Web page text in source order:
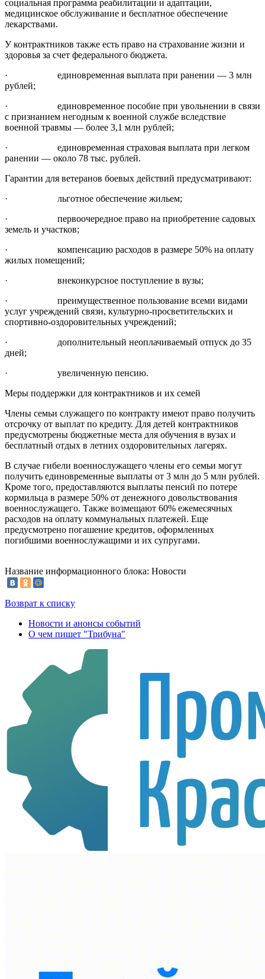
социальная программа реабилитации и адаптации,
медицинское обслуживание и бесплатное обеспечение
лекарствами.
У контрактников также есть право на страхование жизни и
здоровья за счет федерального бюджета.
· единовременная выплата при ранении — 3 млн
рублей;
· единовременное пособие при увольнении в связи
с признанием негодным к военной службе вследствие
военной травмы — более 3,1 млн рублей;
· единовременная страховая выплата при легком
ранении — около 78 тыс. рублей.
Гарантии для ветеранов боевых действий предусматривают:
· льготное обеспечение жильем;
· первоочередное право на приобретение садовых
земель и участков;
· компенсацию расходов в размере 50% на оплату
жилых помещений;
· внеконкурсное поступление в вузы;
· преимущественное пользование всеми видами
услуг учреждений связи, культурно-просветительских и
спортивно-оздоровительных учреждений;
· дополнительный неоплачиваемый отпуск до 35
дней;
· увеличенную пенсию.
Меры поддержки для контрактников и их семей
Члены семьи служащего по контракту имеют право получить
отсрочку от выплат по кредиту. Для детей контрактников
предусмотрены бюджетные места для обучения в вузах и
бесплатный отдых в летних оздоровительных лагерях.
В случае гибели военнослужащего члены его семьи могут
получить единовременные выплаты от 3 млн до 5 млн рублей.
Кроме того, предоставляются выплаты пенсий по потере
кормильца в размере 50% от денежного довольствования
военнослужащего. Также возмещают 60% ежемесячных
расходов на оплату коммунальных платежей. Еще
предусмотрено погашение кредитов, оформленных
погибшими военнослужащими и их супругами.
Название информационного блока: Новости
Возврат к списку
Новости и анонсы событий
О чем пишет "Трибуна"